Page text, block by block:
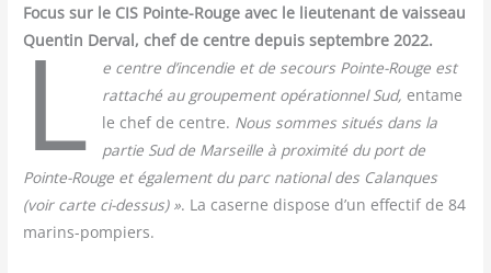
Focus sur le CIS Pointe-Rouge avec le lieutenant de vaisseau
Quentin Derval, chef de centre depuis septembre 2022.
L
e centre d’incendie et de secours Pointe-Rouge est
rat­ta­ché au grou­pe­ment opé­ra­tion­nel Sud, entame
le chef de centre. Nous sommes situés dans la
par­tie Sud de Mar­seille à proxi­mi­té du port de
Pointe-Rouge et éga­le­ment du parc natio­nal des Calanques
(voir carte ci-des­sus) ». La caserne dis­pose d’un effec­tif de 84
marins-pompiers.